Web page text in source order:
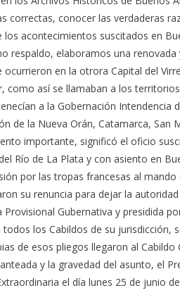
correctas, conocer las verdaderas
acontecimientos suscitados en
respaldo, elaboramos una
en la otrora Capital del
como así se llamaban a los
a la Gobernación Intendencia
de la Nueva Orán, Catamarca,
importante, significó el oficio
Río de La Plata y con asiento en
por las tropas francesas al
su renuncia para dejar la
Gubernativa y presidida
los Cabildos de su jurisdicción,
de esos pliegos llegaron al
y la gravedad del asunto, el
el día lunes 25 de junio